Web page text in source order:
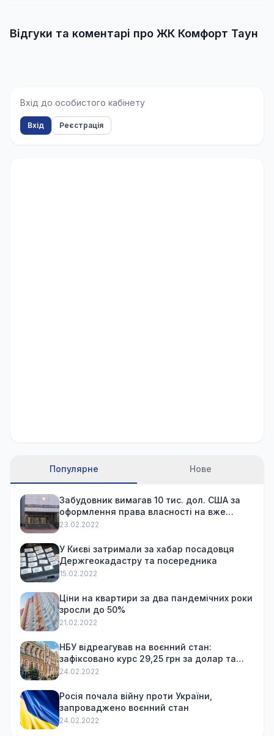
Відгуки та коментарі про ЖК Комфорт Таун
Вхід до особистого кабінету
Вхід Реєстрація
Популярне Нове
Забудовник вимагав 10 тис. дол. США за
оформлення права власності на вже
куплену квартиру
23.02.2022
У Києві затримали за хабар посадовця
Держгеокадастру та посередника
15.02.2022
Ціни на квартири за два пандемічних роки
зросли до 50%
21.02.2022
НБУ відреагував на воєнний стан:
зафіксовано курс 29,25 грн за долар та
обмежив зняття готівки
24.02.2022
Росія почала війну проти України,
запроваджено воєнний стан
24.02.2022